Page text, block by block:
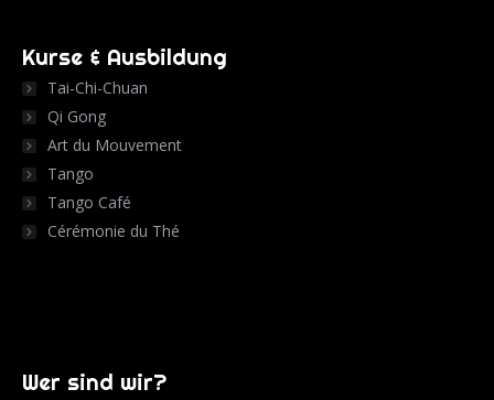
Kurse & Ausbildung
Tai-Chi-Chuan
Qi Gong
Art du Mouvement
Tango
Tango Café
Cérémonie du Thé
Wer sind wir?